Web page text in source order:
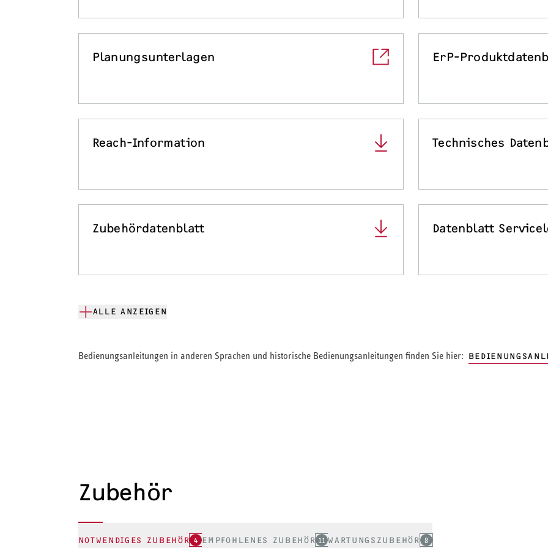
Planungsunterlagen ErP-
Reach-Information Technisches
Zubehördatenblatt Datenblatt
ALLE ANZEIGEN
Bedienungsanleitungen in anderen Sprachen und historische Bedienungsanleitungen finden Sie hier:
Zubehör
NOTWENDIGES ZUBEHÖR 4 EMPFOHLENES ZUBEHÖR 11 WARTUNGSZUBEHÖR 8